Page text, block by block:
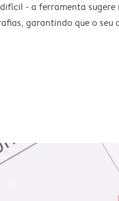
- a ferramenta
garantindo que o seu